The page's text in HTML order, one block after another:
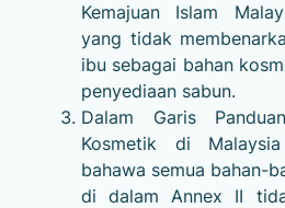
Kemajuan Islam
yang tidak
ibu sebagai bahan
penyediaan sabun.
Dalam Garis
Kosmetik di
bahawa semua bahan-
di dalam Annex II